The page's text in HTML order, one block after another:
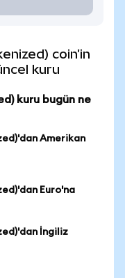
coin'in
kuru
kuru bugün ne
Amerikan
Euro'na
İngiliz